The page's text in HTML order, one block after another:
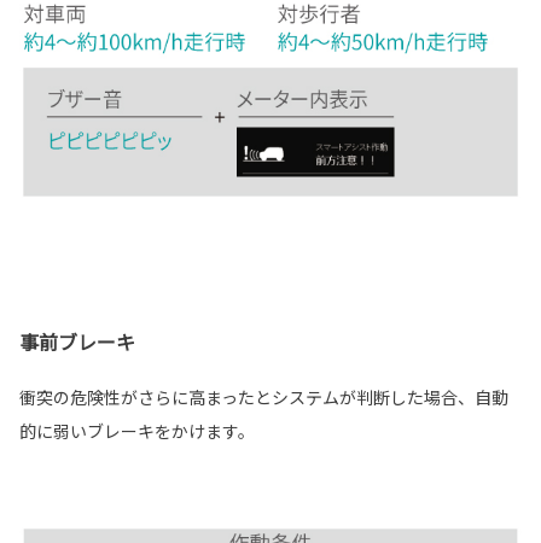
事前ブレーキ
衝突の危険性がさらに高まったとシステムが判断した場合、自動
的に弱いブレーキをかけます。